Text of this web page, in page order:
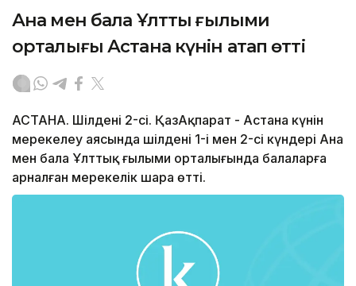
Ана мен бала Ұлттық ғылыми
орталығы Астана күнін атап өтті
АСТАНА. Шілденің 2-сі. ҚазАқпарат - Астана күнін
мерекелеу аясында шілденің 1-і мен 2-сі күндері Ана
мен бала Ұлттық ғылыми орталығында балаларға
арналған мерекелік шара өтті.